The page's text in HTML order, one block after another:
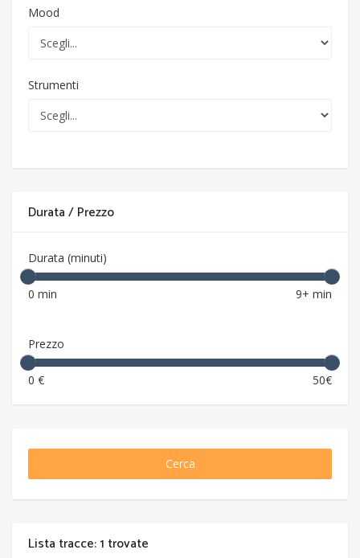
Mood
Strumenti
Durata / Prezzo
Durata (minuti)
0 min 9+ min
Prezzo
0 € 50€
Cerca
Lista tracce: 1 trovate